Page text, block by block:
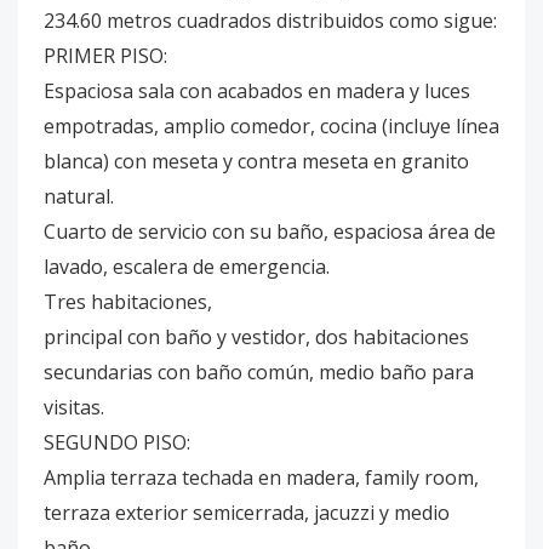
234.60 metros cuadrados distribuidos como sigue:
PRIMER PISO:
Espaciosa sala con acabados en madera y luces
empotradas, amplio comedor, cocina (incluye línea
blanca) con meseta y contra meseta en granito
natural.
Cuarto de servicio con su baño, espaciosa área de
lavado, escalera de emergencia.
Tres habitaciones,
principal con baño y vestidor, dos habitaciones
secundarias con baño común, medio baño para
visitas.
SEGUNDO PISO:
Amplia terraza techada en madera, family room,
terraza exterior semicerrada, jacuzzi y medio